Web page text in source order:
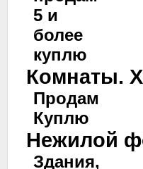
5 и
более
куплю
Комнаты.
Продам
Куплю
Нежилой
Здания,